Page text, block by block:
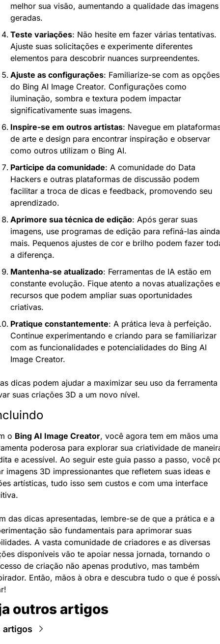
melhor sua visão, aumentando a qualidade das imagens
geradas.
Teste variações: Não hesite em fazer várias tentativas.
Ajuste suas solicitações e experimente diferentes
elementos para descobrir nuances surpreendentes.
Ajuste as configurações: Familiarize-se com as opções
do Bing AI Image Creator. Configurações como
iluminação, sombra e textura podem impactar
significativamente suas imagens.
Inspire-se em outros artistas: Navegue em
de arte e design para encontrar inspiração e observar
como outros utilizam o Bing AI.
Participe da comunidade: A comunidade do Data
Hackers e outras plataformas de discussão podem
facilitar a troca de dicas e feedback, promovendo seu
aprendizado.
Aprimore sua técnica de edição: Após gerar suas
imagens, use programas de edição para refiná-las ainda
mais. Pequenos ajustes de cor e brilho podem fazer
a diferença.
Mantenha-se atualizado: Ferramentas de IA estão em
constante evolução. Fique atento a novas atualizações e
recursos que podem ampliar suas oportunidades
criativas.
Pratique constantemente: A prática leva à perfeição.
Continue experimentando e criando para se familiarizar
com as funcionalidades e potencialidades do Bing AI
Image Creator.
dicas podem ajudar a maximizar seu uso da ferramenta
suas criações 3D a um novo nível.
o Bing AI Image Creator, você agora tem em mãos uma
poderosa para explorar sua criatividade de
e acessível. Ao seguir este guia passo a passo, você
imagens 3D impressionantes que refletem suas ideas e
artísticas, tudo isso sem custos e com uma interface
das dicas apresentadas, lembre-se de que a prática e a
são fundamentais para aprimorar suas
A vasta comunidade de criadores e as diversas
disponíveis vão te apoiar nessa jornada, tornando o
de criação não apenas produtivo, mas também
Então, mãos à obra e descubra tudo o que é
outros artigos
artigos